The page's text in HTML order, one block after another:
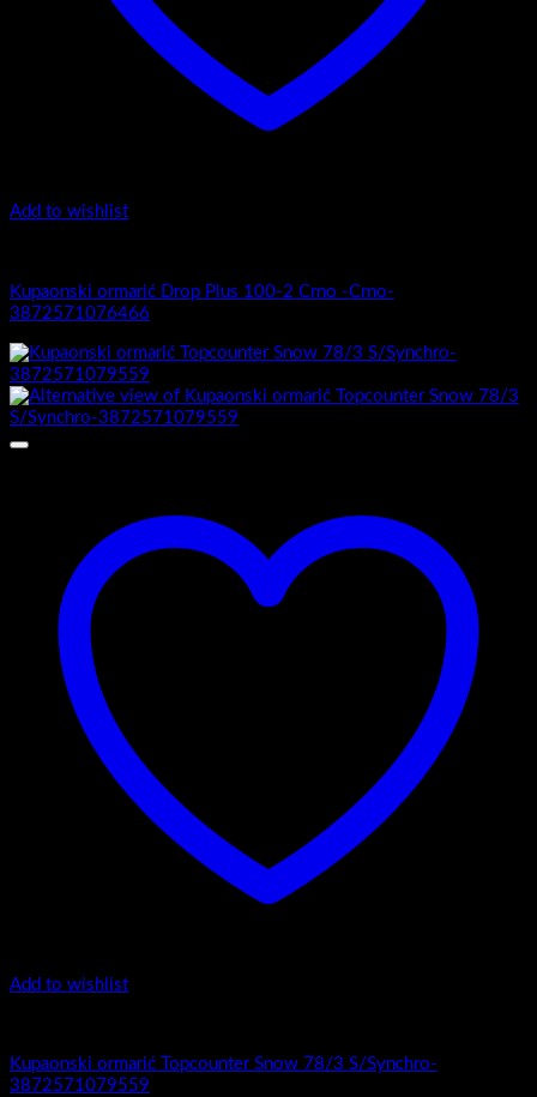
Add to wishlist
Kupaonski ormarić Drop Plus 100-2 Crno -Crno-
3872571076466
Add to wishlist
Kupaonski ormarić Topcounter Snow 78/3 S/Synchro-
3872571079559